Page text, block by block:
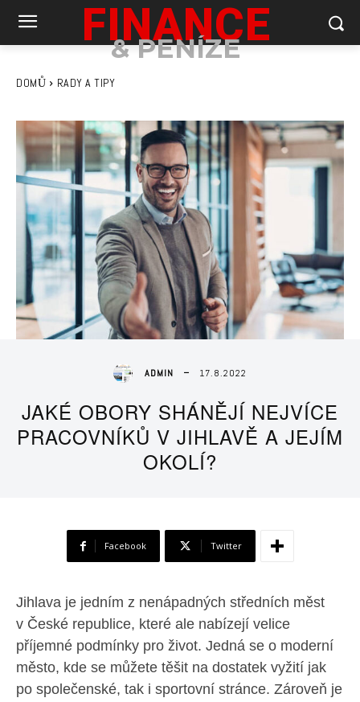
FINANCE
& PENÍZE
DOMŮ RADY A TIPY
ADMIN 17.8.2022
JAKÉ OBORY SHÁNĚJÍ NEJVÍCE
PRACOVNÍKŮ V JIHLAVĚ A JEJÍM
OKOLÍ?
Facebook Twitter
Jihlava je jedním z nenápadných středních měst
v České republice, které ale nabízejí velice
příjemné podmínky pro život. Jedná se o moderní
město, kde se můžete těšit na dostatek vyžití jak
po společenské, tak i sportovní stránce. Zároveň je